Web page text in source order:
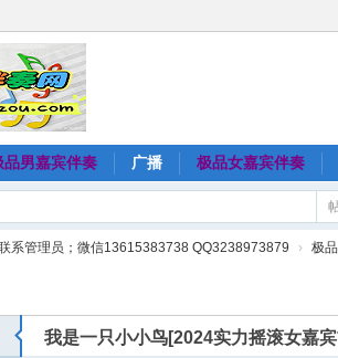
品男嘉宾伴奏 广播 极品女嘉宾伴奏
系管理员；微信13615383738 QQ3238973879 › 极
我是一只小小鸟[2024实力摇滚女嘉